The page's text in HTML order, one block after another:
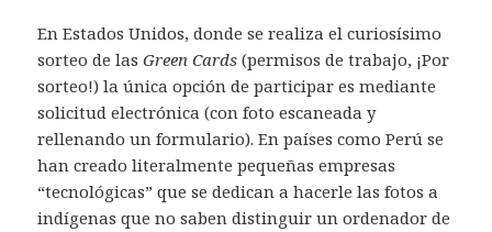
En Estados Unidos, donde se realiza el curiosísimo
sorteo de lasGreen Cards (permisos de trabajo, ¡Por
sorteo!) la única opción de participar es mediante
solicitud electrónica (con foto escaneada y
rellenando un formulario). En países como Perú se
han creado literalmente pequeñas empresas
“tecnológicas” que se dedican a hacerle las fotos a
indígenas que no saben distinguir un ordenador de